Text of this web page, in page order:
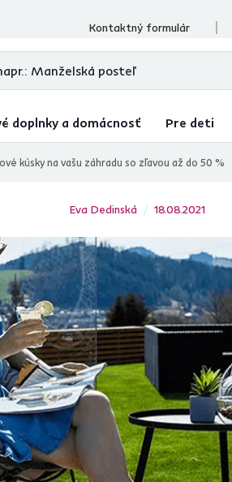
Kontaktný formulár
doplnky a domácnosť Pre deti
kúsky na vašu záhradu so zľavou až do 50 %
Eva Dedinská 18.08.2021